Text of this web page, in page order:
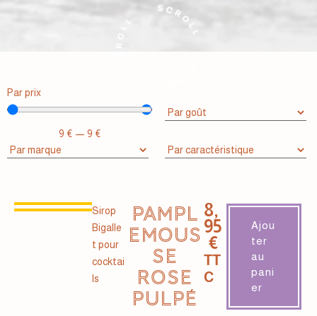
Par prix
9 € — 9 €
Sirop
Bigalle
t pour
cocktai
ls
PAMPL
EMOUS
SE
ROSE
PULPÉ
8,
95
€
TT
C
Ajou
ter
au
pani
er